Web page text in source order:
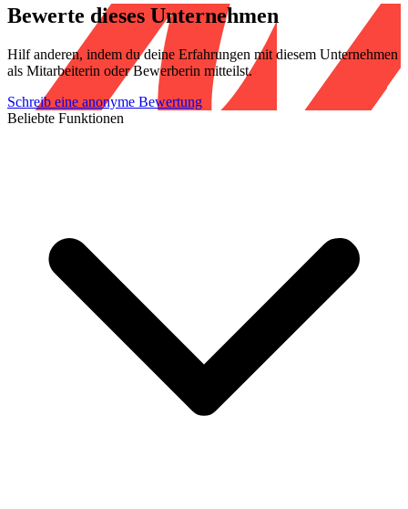
Bewerte dieses Unternehmen
Hilf anderen, indem du deine Erfahrungen mit diesem Unternehmen
als Mitarbeiterin oder Bewerberin mitteilst.
Schreib eine anonyme Bewertung
Beliebte Funktionen